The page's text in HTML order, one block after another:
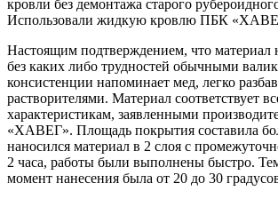
кровли без демонтажа старого
Использовали жидкую кровлю ПБК
Настоящим подтверждением, что материал
без каких либо трудностей обычными
консистенции напоминает мед, легко
растворителями. Материал соответствует
характеристикам, заявленными
«ХАВЕГ». Площадь покрытия составила
наносился материал в 2 слоя с
2 часа, работы были выполнены быстро.
момент нанесения была от 20 до 30